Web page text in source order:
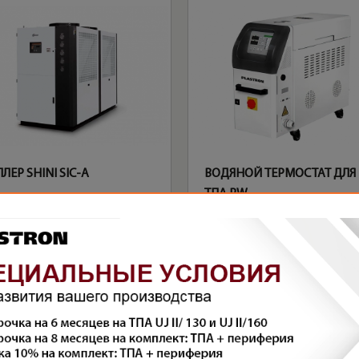
SHINI SIC-A
ВОДЯНОЙ ТЕРМОСТАТ ДЛЯ
ТПА PW
ставшие причиной дефекта
время и давление стадии
Увеличить сечение:
впускного литника,